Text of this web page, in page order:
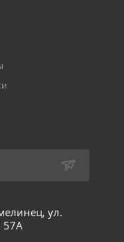
ул.
57А